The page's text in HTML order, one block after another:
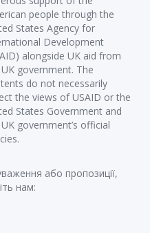
people through the
States Agency for
Development
alongside UK aid from
government. The
do not necessarily
the views of USAID or the
States Government and
government’s official
або пропозиції,
нам: